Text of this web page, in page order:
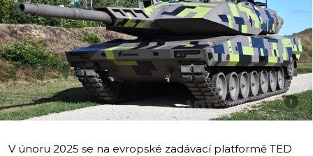
i
V únoru 2025 se na evropské zadávací platformě TED